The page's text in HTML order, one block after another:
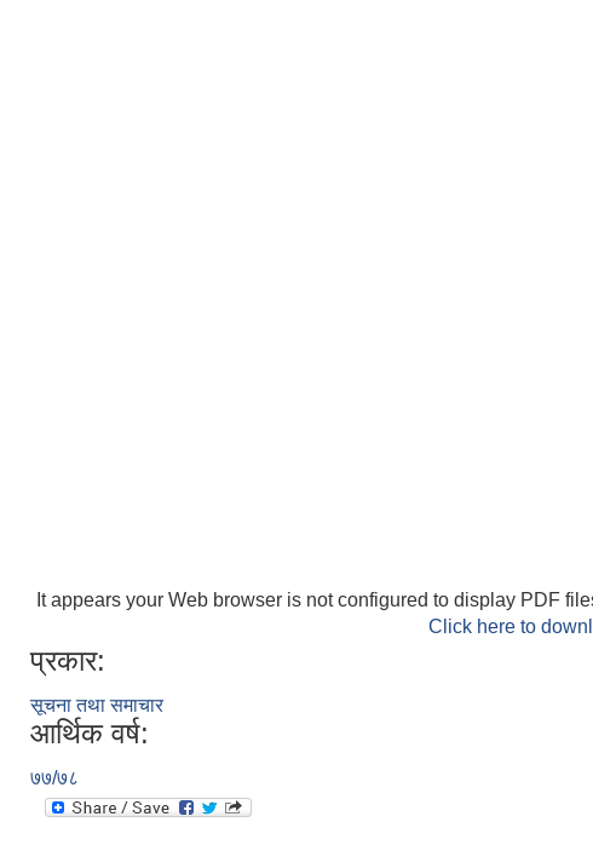
It appears your Web browser is not configured to display PDF
Click here to
प्रकार:
सूचना तथा समाचार
आर्थिक वर्ष:
७७/७८